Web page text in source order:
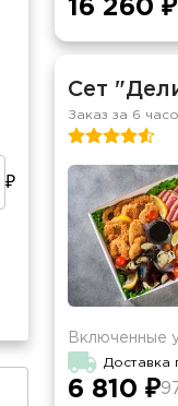
16 260 ₽
Сет
Заказ за 6
Включенные
Доставка
6 810 ₽